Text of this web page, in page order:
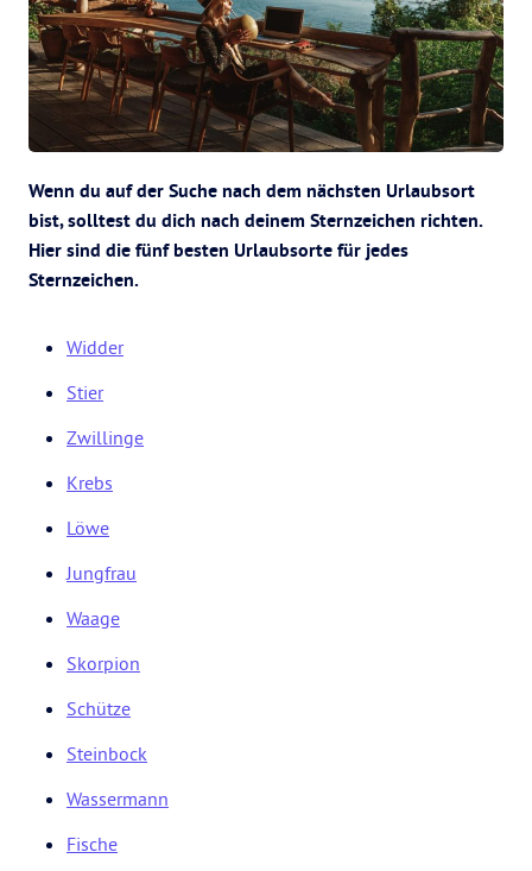
Wenn du auf der Suche nach dem nächsten Urlaubsort
bist, solltest du dich nach deinem Sternzeichen richten.
Hier sind die fünf besten Urlaubsorte für jedes
Sternzeichen.
Widder
Stier
Zwillinge
Krebs
Löwe
Jungfrau
Waage
Skorpion
Schütze
Steinbock
Wassermann
Fische